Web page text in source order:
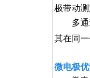
极带动
多
其在同
微电极